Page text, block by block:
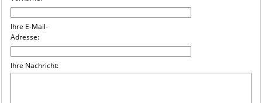
Ihre E-Mail-
Adresse:
Ihre Nachricht: